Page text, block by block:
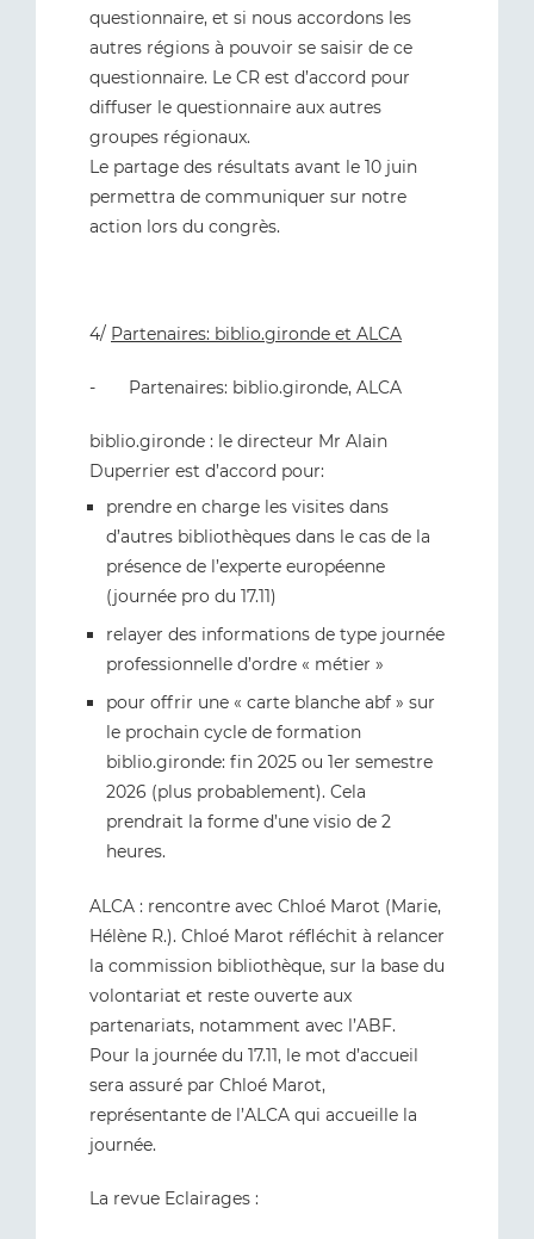
questionnaire, et si nous accordons les
autres régions à pouvoir se saisir de ce
questionnaire. Le CR est d’accord pour
diffuser le questionnaire aux autres
groupes régionaux.
Le partage des résultats avant le 10 juin
permettra de communiquer sur notre
action lors du congrès.
4/ Partenaires: biblio.gironde et ALCA
- Partenaires: biblio.gironde, ALCA
biblio.gironde : le directeur Mr Alain
Duperrier est d’accord pour:
prendre en charge les visites dans
d’autres bibliothèques dans le cas de la
présence de l’experte européenne
(journée pro du 17.11)
relayer des informations de type journée
professionnelle d’ordre « métier »
pour offrir une « carte blanche abf » sur
le prochain cycle de formation
biblio.gironde: fin 2025 ou 1er semestre
2026 (plus probablement). Cela
prendrait la forme d’une visio de 2
heures.
ALCA : rencontre avec Chloé Marot (Marie,
Hélène R.). Chloé Marot réfléchit à relancer
la commission bibliothèque, sur la base du
volontariat et reste ouverte aux
partenariats, notamment avec l’ABF.
Pour la journée du 17.11, le mot d’accueil
sera assuré par Chloé Marot,
représentante de l’ALCA qui accueille la
journée.
La revue Eclairages :